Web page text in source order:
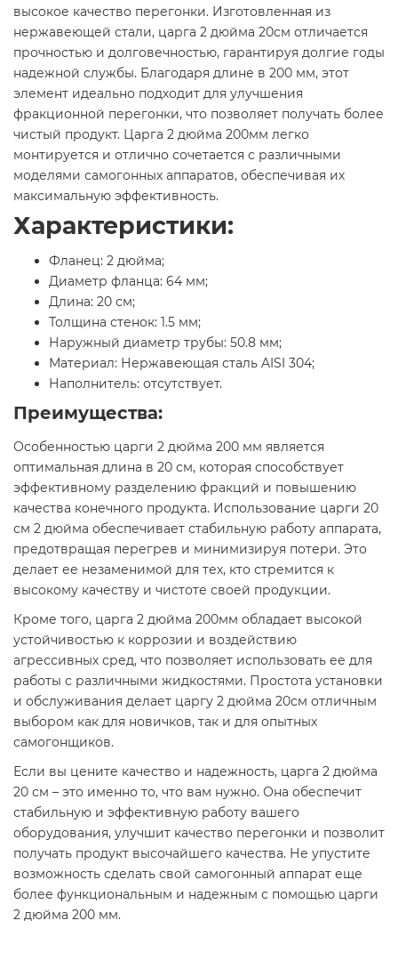
высокое качество перегонки. Изготовленная из
нержавеющей стали, царга 2 дюйма 20см отличается
прочностью и долговечностью, гарантируя долгие годы
надежной службы. Благодаря длине в 200 мм, этот
элемент идеально подходит для улучшения
фракционной перегонки, что позволяет получать более
чистый продукт. Царга 2 дюйма 200мм легко
монтируется и отлично сочетается с различными
моделями самогонных аппаратов, обеспечивая их
максимальную эффективность.
Характеристики:
Фланец: 2 дюйма;
Диаметр фланца: 64 мм;
Длина: 20 см;
Толщина стенок: 1.5 мм;
Наружный диаметр трубы: 50.8 мм;
Материал: Нержавеющая сталь AISI 304;
Наполнитель: отсутствует.
Преимущества:
Особенностью царги 2 дюйма 200 мм является
оптимальная длина в 20 см, которая способствует
эффективному разделению фракций и повышению
качества конечного продукта. Использование царги 20
см 2 дюйма обеспечивает стабильную работу аппарата,
предотвращая перегрев и минимизируя потери. Это
делает ее незаменимой для тех, кто стремится к
высокому качеству и чистоте своей продукции.
Кроме того, царга 2 дюйма 200мм обладает высокой
устойчивостью к коррозии и воздействию
агрессивных сред, что позволяет использовать ее для
работы с различными жидкостями. Простота установки
и обслуживания делает царгу 2 дюйма 20см отличным
выбором как для новичков, так и для опытных
самогонщиков.
Если вы цените качество и надежность, царга 2 дюйма
20 см – это именно то, что вам нужно. Она обеспечит
стабильную и эффективную работу вашего
оборудования, улучшит качество перегонки и позволит
получать продукт высочайшего качества. Не упустите
возможность сделать свой самогонный аппарат еще
более функциональным и надежным с помощью царги
2 дюйма 200 мм.